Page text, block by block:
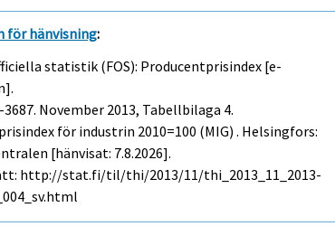
för hänvisning:
statistik (FOS): Producentprisindex [e-
November 2013, Tabellbilaga 4.
för industrin 2010=100 (MIG) . Helsingfors:
[hänvisat: 7.8.2026].
http://stat.fi/til/thi/2013/11/thi_2013_11_2013-